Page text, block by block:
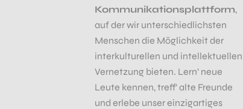
Kommunikationsplattform,
auf der wir unterschiedlichsten
Menschen die Möglichkeit der
interkulturellen und intellektuellen
Vernetzung bieten. Lern‘ neue
Leute kennen, treff‘ alte Freunde
und erlebe unser einzigartiges